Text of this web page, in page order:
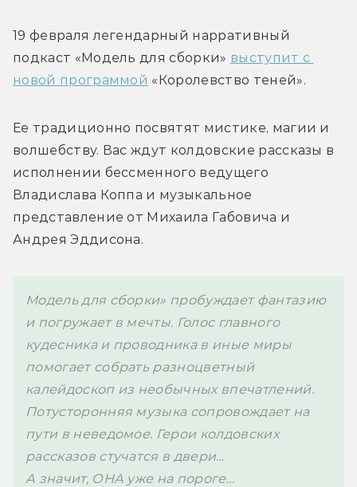
19 февраля легендарный нарративный
подкаст «Модель для сборки» выступит с
новой программой «Королевство теней».
Ее традиционно посвятят мистике, магии и
волшебству. Вас ждут колдовские рассказы в
Владислава Коппа и музыкальное
представление от Михаила Габовича и
Андрея Эддисона.
Модель для сборки» пробуждает фантазию
и погружает в мечты. Голос главного
кудесника и проводника в иные миры
помогает собрать разноцветный
калейдоскоп из необычных впечатлений.
Потусторонняя музыка сопровождает на
пути в неведомое. Герои колдовских
рассказов стучатся в двери…
А значит, ОНА уже на пороге…